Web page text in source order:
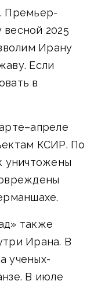
Премьер-
2025
Ирану
Если
в
КСИР. По
уничтожены
также
Ирана. В
ученых-
В июле